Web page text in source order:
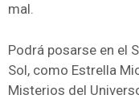
mal.
Podrá posarse en el
Sol, como Estrella
Misterios del